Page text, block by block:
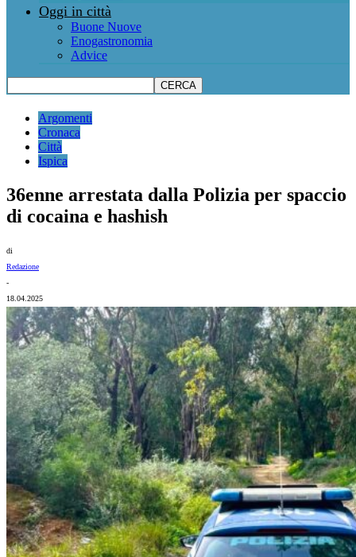
Oggi in città
Buone Nuove
Enogastronomia
Advice
Argomenti
Cronaca
Città
Ispica
36enne arrestata dalla Polizia per spaccio
di cocaina e hashish
di
Redazione
-
18.04.2025